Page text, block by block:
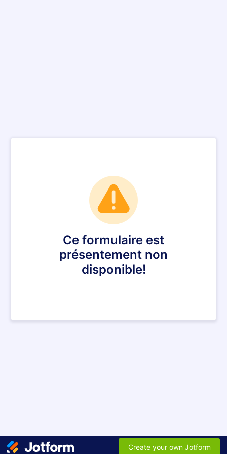
Ce formulaire est
présentement non
disponible!
Create your own Jotform